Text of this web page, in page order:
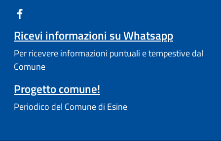
Ricevi informazioni su Whatsapp
Per ricevere informazioni puntuali e tempestive dal
Comune
Progetto comune!
Periodico del Comune di Esine